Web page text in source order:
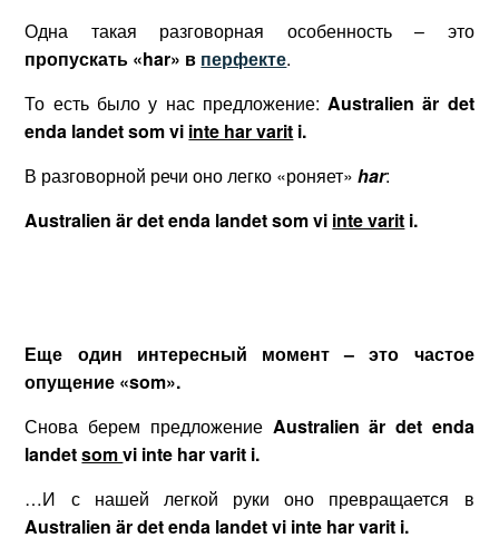
Одна такая разговорная особенность – это
пропускать «har» в перфекте.
То есть было у нас предложение: Australien är det
enda landet som vi inte har varit i.
В разговорной речи оно легко «роняет»har:
Australien är det enda landet som vi inte varit i.
Еще один интересный момент – это частое
опущение «som».
Снова берем предложение Australien är det enda
landetsomvi inte har varit i.
…И с нашей легкой руки оно превращается в
Australien är det enda landet vi inte har varit i.